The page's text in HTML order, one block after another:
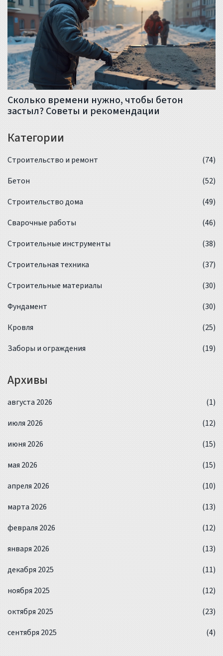
Сколько времени нужно, чтобы бетон
застыл? Советы и рекомендации
Категории
Строительство и ремонт
(74)
Бетон
(52)
Строительство дома
(49)
Сварочные работы
(46)
Строительные инструменты
(38)
Строительная техника
(37)
Строительные материалы
(30)
Фундамент
(30)
Кровля
(25)
Заборы и ограждения
(19)
Архивы
августа 2026
(1)
июля 2026
(12)
июня 2026
(15)
мая 2026
(15)
апреля 2026
(10)
марта 2026
(13)
февраля 2026
(12)
января 2026
(13)
декабря 2025
(11)
ноября 2025
(12)
октября 2025
(23)
сентября 2025
(4)